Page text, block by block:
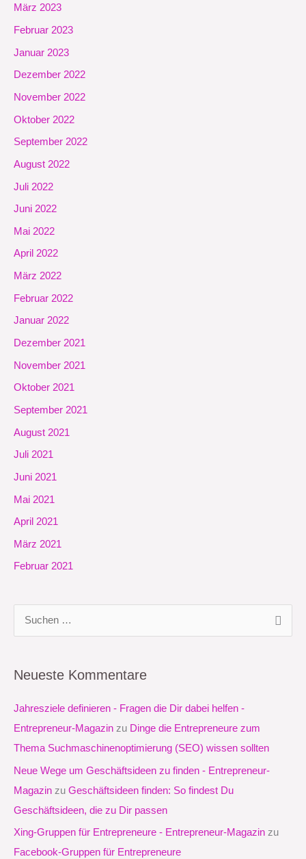
März 2023
Februar 2023
Januar 2023
Dezember 2022
November 2022
Oktober 2022
September 2022
August 2022
Juli 2022
Juni 2022
Mai 2022
April 2022
März 2022
Februar 2022
Januar 2022
Dezember 2021
November 2021
Oktober 2021
September 2021
August 2021
Juli 2021
Juni 2021
Mai 2021
April 2021
März 2021
Februar 2021
h
e
n
n
Neueste Kommentare
Jahresziele definieren - Fragen die Dir dabei helfen -
Entrepreneur-Magazin zu Dinge die Entrepreneure zum
Thema Suchmaschinenoptimierung (SEO) wissen sollten
Neue Wege um Geschäftsideen zu finden - Entrepreneur-
Magazin zu Geschäftsideen finden: So findest Du
Geschäftsideen, die zu Dir passen
Xing-Gruppen für Entrepreneure - Entrepreneur-Magazin zu
Facebook-Gruppen für Entrepreneure